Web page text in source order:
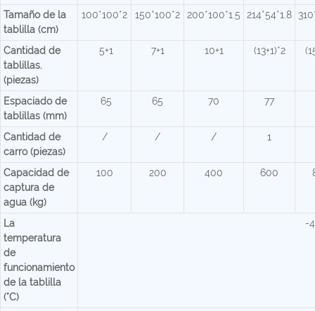
Tamaño de la
tablilla (cm)
100*100*2 150*100*2 200*100*1.5 214*54*1.8
Cantidad de
tablillas.
(piezas)
5+1 7+1 10+1 (13+1)*2
Espaciado de
tablillas (mm)
65 65 70 77
Cantidad de
carro (piezas)
/ / / 1
Capacidad de
captura de
agua (kg)
100 200 400 600
La
temperatura
de
funcionamiento
de la tablilla
(°C)
-